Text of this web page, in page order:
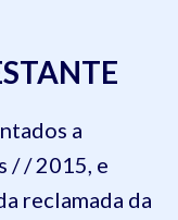
a
/ / 2015, e
reclamada da